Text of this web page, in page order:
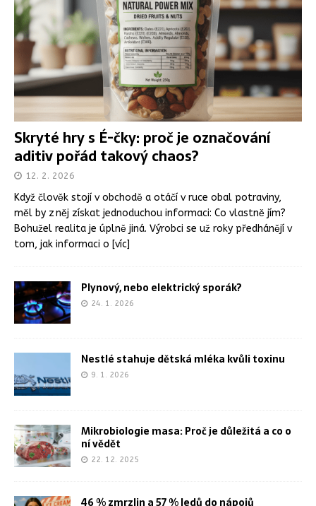
Skryté hry s É-čky: proč je označování
aditiv pořád takový chaos?
12. 2. 2026
Když člověk stojí v obchodě a otáčí v ruce obal potraviny,
měl by z něj získat jednoduchou informaci: Co vlastně jím?
Bohužel realita je úplně jiná. Výrobci se už roky předhánějí v
tom, jak informaci o [víc]
Plynový, nebo elektrický sporák?
24. 1. 2026
Nestlé stahuje dětská mléka kvůli toxinu
9. 1. 2026
Mikrobiologie masa: Proč je důležitá a co o
ní vědět
22. 12. 2025
46 % zmrzlin a 57 % ledů do nápojů